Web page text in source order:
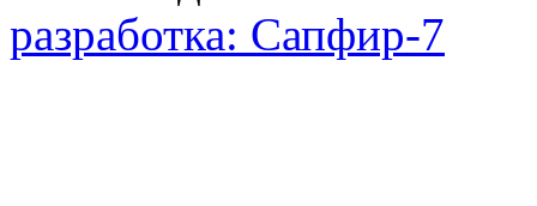
разработка: Сапфир-7